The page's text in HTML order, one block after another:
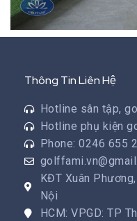
Thông Tin Liên Hệ
Hotline sân tập,
Hotline phụ kiện
Phone: 0246 655
KĐT Xuân
Nội
HCM: VPGD: TP